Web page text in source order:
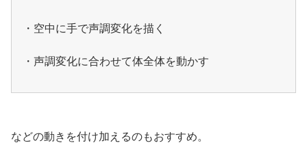
・空中に手で声調変化を描く
・声調変化に合わせて体全体を動かす
などの動きを付け加えるのもおすすめ。